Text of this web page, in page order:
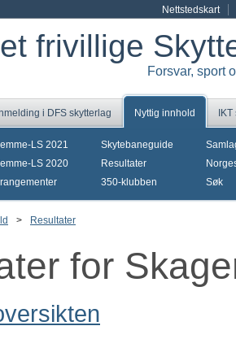
Nettstedskart
frivillige
Forsvar, sport
i DFS skytterlag Nyttig innhold
LS 2021
LS 2020
Skytebaneguide
Resultater
350-klubben
Søk
> Resultater
for